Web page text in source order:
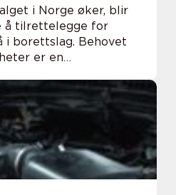
i Norge øker, blir
å tilrettelegge for
i borettslag. Behovet
er en
elbileie...